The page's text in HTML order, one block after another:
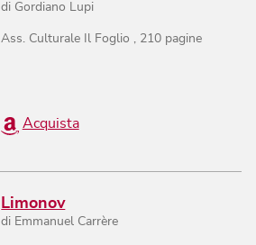
di Gordiano Lupi
Ass. Culturale Il Foglio , 210 pagine
Acquista
Limonov
di Emmanuel Carrère